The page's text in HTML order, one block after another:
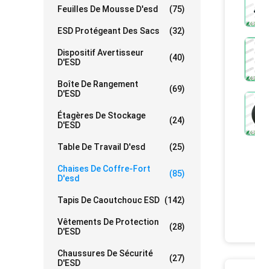
Feuilles De Mousse D'esd (75)
ESD Protégeant Des Sacs (32)
Dispositif Avertisseur
D'ESD
(40)
Boîte De Rangement
D'ESD
(69)
Étagères De Stockage
D'ESD
(24)
Table De Travail D'esd (25)
Chaises De Coffre-Fort
D'esd
(85)
Tapis De Caoutchouc ESD (142)
Vêtements De Protection
D'ESD
(28)
Chaussures De Sécurité
D'ESD
(27)